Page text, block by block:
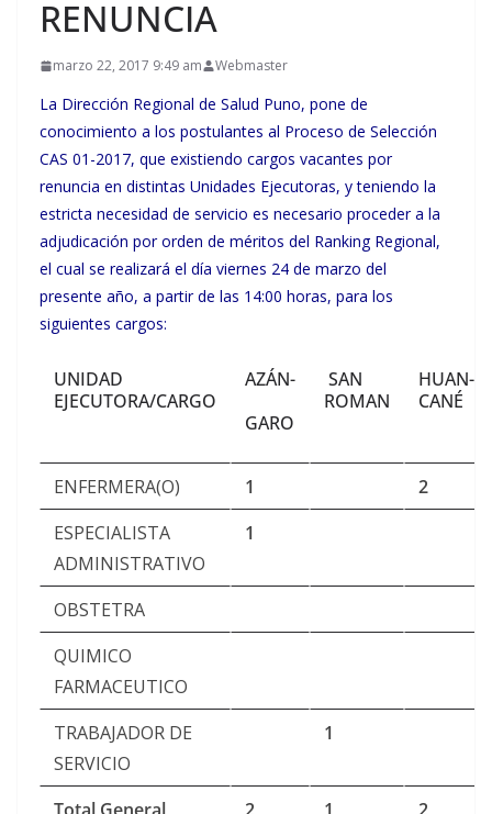
RENUNCIA
marzo 22, 2017 9:49 am Webmaster
La Dirección Regional de Salud Puno, pone de
conocimiento a los postulantes al Proceso de Selección
CAS 01-2017, que existiendo cargos vacantes por
renuncia en distintas Unidades Ejecutoras, y teniendo la
estricta necesidad de servicio es necesario proceder a la
adjudicación por orden de méritos del Ranking Regional,
el cual se realizará el día viernes 24 de marzo del
presente año, a partir de las 14:00 horas, para los
siguientes cargos:
UNIDAD
EJECUTORA/CARGO
AZÁN-
GARO
SAN
ROMAN
HUAN-
CANÉ
ENFERMERA(O) 1
2
ESPECIALISTA
ADMINISTRATIVO
1
OBSTETRA
QUIMICO
FARMACEUTICO
TRABAJADOR DE
SERVICIO
1